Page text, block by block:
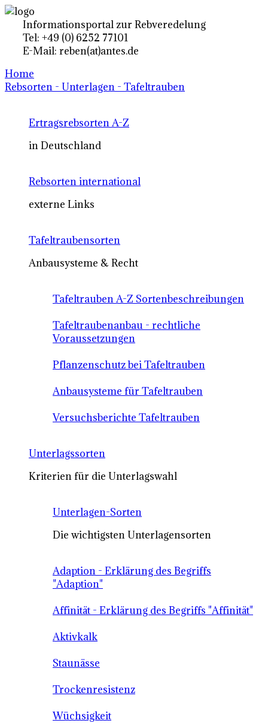
Informationsportal zur Rebveredelung
Tel: +49 (0) 6252 77101
E-Mail: reben(at)antes.de
Home
Rebsorten - Unterlagen - Tafeltrauben
Ertragsrebsorten A-Z
in Deutschland
Rebsorten international
externe Links
Tafeltraubensorten
Anbausysteme & Recht
Tafeltrauben A-Z Sortenbeschreibungen
Tafeltraubenanbau - rechtliche
Voraussetzungen
Pflanzenschutz bei Tafeltrauben
Anbausysteme für Tafeltrauben
Versuchsberichte Tafeltrauben
Unterlagssorten
Kriterien für die Unterlagswahl
Unterlagen-Sorten
Die wichtigsten Unterlagensorten
Adaption - Erklärung des Begriffs
"Adaption"
Affinität - Erklärung des Begriffs "Affinität"
Aktivkalk
Staunässe
Trockenresistenz
Wüchsigkeit